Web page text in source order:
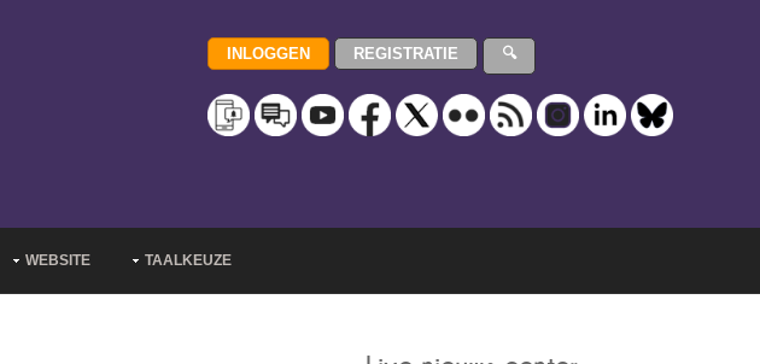
WEBSITE TAALKEUZE